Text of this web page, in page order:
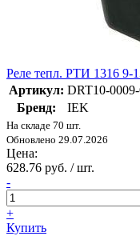
Реле тепл. РТИ 1316
Артикул: DRT10-
Бренд:
IEK
На складе 70 шт.
Обновлено 29.07.2026
Цена:
628.76 руб. / шт.
-
+
Купить